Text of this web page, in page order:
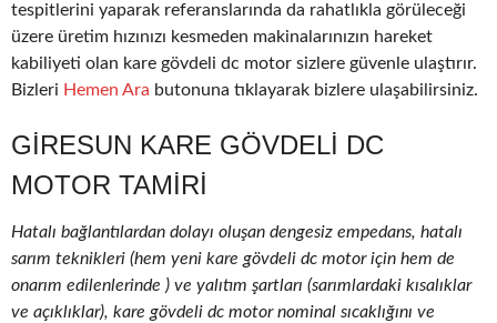
tespitlerini yaparak referanslarında da rahatlıkla görüleceği
üzere üretim hızınızı kesmeden makinalarınızın hareket
kabiliyeti olan kare gövdeli dc motor sizlere güvenle ulaştırır.
Bizleri Hemen Ara butonuna tıklayarak bizlere ulaşabilirsiniz.
GIRESUN KARE GÖVDELI DC
MOTOR TAMIRI
Hatalı bağlantılardan dolayı oluşan dengesiz empedans, hatalı
sarım teknikleri (hem yeni kare gövdeli dc motor için hem de
onarım edilenlerinde ) ve yalıtım şartları (sarımlardaki kısalıklar
ve açıklıklar), kare gövdeli dc motor nominal sıcaklığını ve